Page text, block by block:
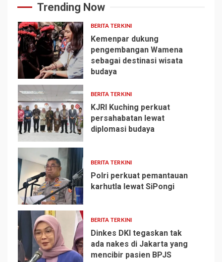
Trending Now
BERITA TERKINI
Kemenpar dukung
pengembangan Wamena
sebagai destinasi wisata
budaya
2
BERITA TERKINI
KJRI Kuching perkuat
persahabatan lewat
diplomasi budaya
3
BERITA TERKINI
Polri perkuat pemantauan
karhutla lewat SiPongi
4
BERITA TERKINI
Dinkes DKI tegaskan tak
ada nakes di Jakarta yang
mencibir pasien BPJS